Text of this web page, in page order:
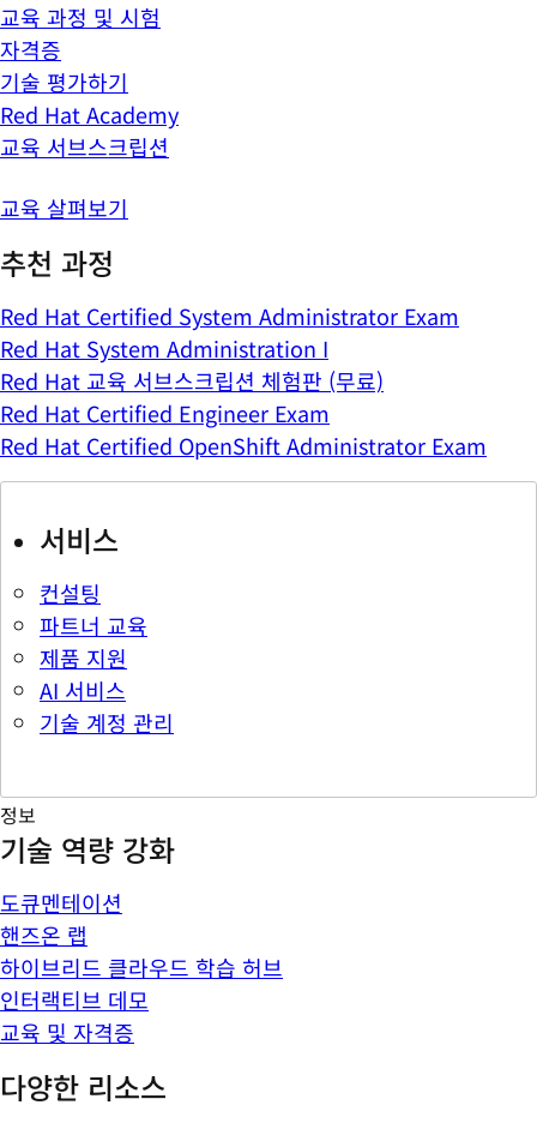
교육 과정 및 시험
자격증
기술 평가하기
Red Hat Academy
교육 서브스크립션
교육 살펴보기
추천 과정
Red Hat Certified System Administrator Exam
Red Hat System Administration I
Red Hat 교육 서브스크립션 체험판 (무료)
Red Hat Certified Engineer Exam
Red Hat Certified OpenShift Administrator Exam
서비스
컨설팅
파트너 교육
제품 지원
AI 서비스
기술 계정 관리
정보
기술 역량 강화
도큐멘테이션
핸즈온 랩
하이브리드 클라우드 학습 허브
인터랙티브 데모
교육 및 자격증
다양한 리소스